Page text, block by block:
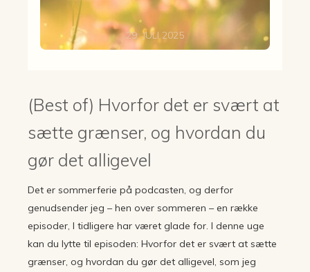
(Best of) Hvorfor det er svært at
sætte grænser, og hvordan du
gør det alligevel
29. JULI 2025
Det er sommerferie på podcasten, og derfor
genudsender jeg – hen over sommeren – en række
episoder, I tidligere har været glade for. I denne uge
kan du lytte til episoden: Hvorfor det er svært at sætte
grænser, og hvordan du gør det alligevel, som jeg